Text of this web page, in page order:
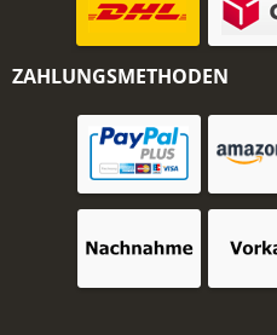
ZAHLUNGSMETHODEN